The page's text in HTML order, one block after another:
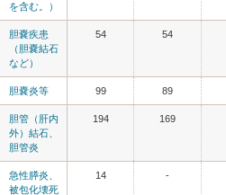
を含む。）
胆嚢疾患
（胆嚢結石
など）
54 54
胆嚢炎等 99 89
胆管（肝内
外）結石、
胆管炎
194 169
急性膵炎、
被包化壊死
14 -